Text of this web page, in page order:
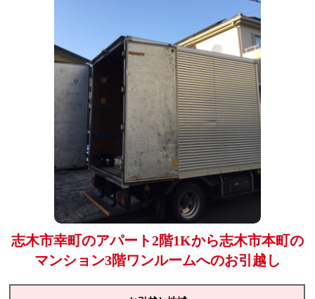
志木市幸町のアパート2階1Kから志木市本町の
マンション3階ワンルームへのお引越し